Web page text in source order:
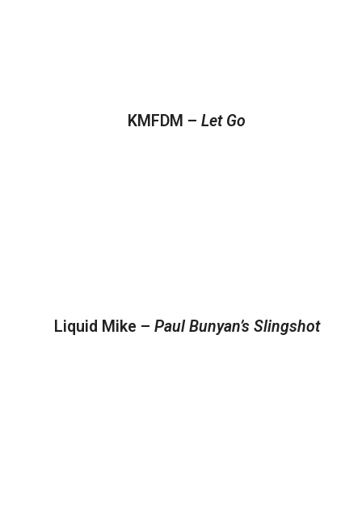
KMFDM –Let Go
Liquid Mike – Paul Bunyan’s Slingshot